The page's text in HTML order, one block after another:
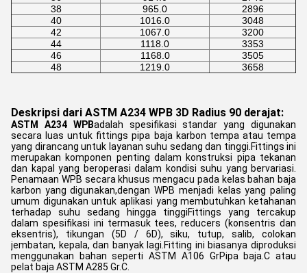
38
965.0
2896
40
1016.0
3048
42
1067.0
3200
44
1118.0
3353
46
1168.0
3505
48
1219.0 3658
Deskripsi dari ASTM A234 WPB 3D Radius 90 derajat:
ASTM A234 WPBadalah spesifikasi standar yang digunakan
secara luas untuk fittings pipa baja karbon tempa atau tempa
yang dirancang untuk layanan suhu sedang dan tinggi.Fittings ini
merupakan komponen penting dalam konstruksi pipa tekanan
dan kapal yang beroperasi dalam kondisi suhu yang bervariasi.
Penamaan WPB secara khusus mengacu pada kelas bahan baja
karbon yang digunakan,dengan WPB menjadi kelas yang paling
umum digunakan untuk aplikasi yang membutuhkan ketahanan
terhadap suhu sedang hingga tinggiFittings yang tercakup
dalam spesifikasi ini termasuk tees, reducers (konsentris dan
eksentris), tikungan (5D / 6D), siku, tutup, salib, colokan
jembatan, kepala, dan banyak lagi.Fitting ini biasanya diproduksi
menggunakan bahan seperti ASTM A106 GrPipa baja.C atau
pelat baja ASTM A285 Gr.C.